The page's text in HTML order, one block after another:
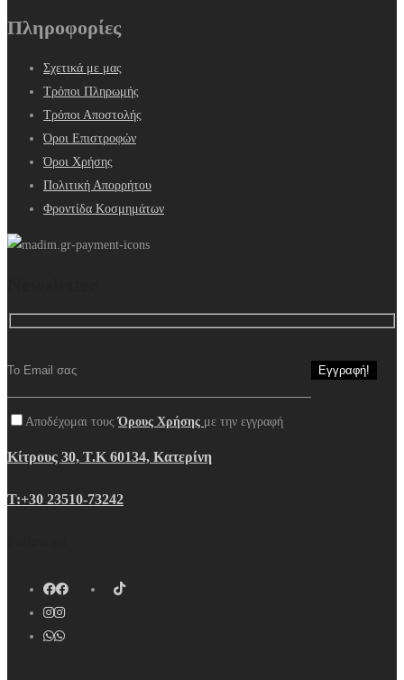
Πληροφορίες
Σχετικά με μας
Τρόποι Πληρωμής
Τρόποι Αποστολής
Όροι Επιστροφών
Όροι Χρήσης
Πολιτική Απορρήτου
Φροντίδα Κοσμημάτων
Αποδέχομαι τουςΌρους Χρήσης με την εγγραφή
Κίτρους 30, Τ.Κ 60134, Κατερίνη
Τ:+30 23510-73242